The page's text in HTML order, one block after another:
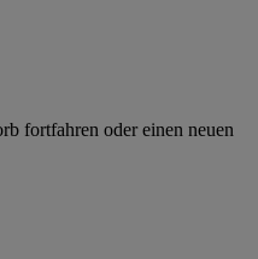
fortfahren oder einen neuen